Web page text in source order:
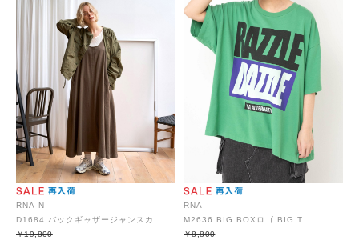
RNA-N
D1684 バックギャザージャンスカ
￥19,800
RNA
M2636 BIG BOXロゴ BIG T
￥8,800